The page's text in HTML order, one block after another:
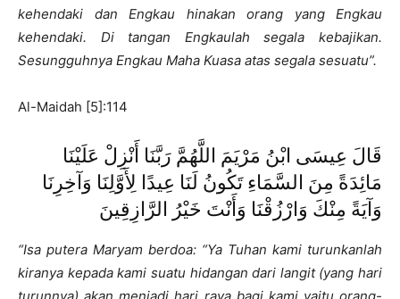
kehendaki dan Engkau hinakan orang yang Engkau
kehendaki. Di tangan Engkaulah segala kebajikan.
Sesungguhnya Engkau Maha Kuasa atas segala sesuatu”.
Al-Maidah [5]:114
قَالَ عِيسَى ابْنُ مَرْيَمَ اللَّهُمَّ رَبَّنَا أَنْزِلْ عَلَيْنَا
مَائِدَةً مِنَ السَّمَاءِ تَكُونُ لَنَا عِيدًا لِأَوَّلِنَا وَآخِرِنَا
وَآيَةً مِنْكَ وَارْزُقْنَا وَأَنْتَ خَيْرُ الرَّازِقِينَ
“Isa putera Maryam berdoa: “Ya Tuhan kami turunkanlah
kiranya kepada kami suatu hidangan dari langit (yang hari